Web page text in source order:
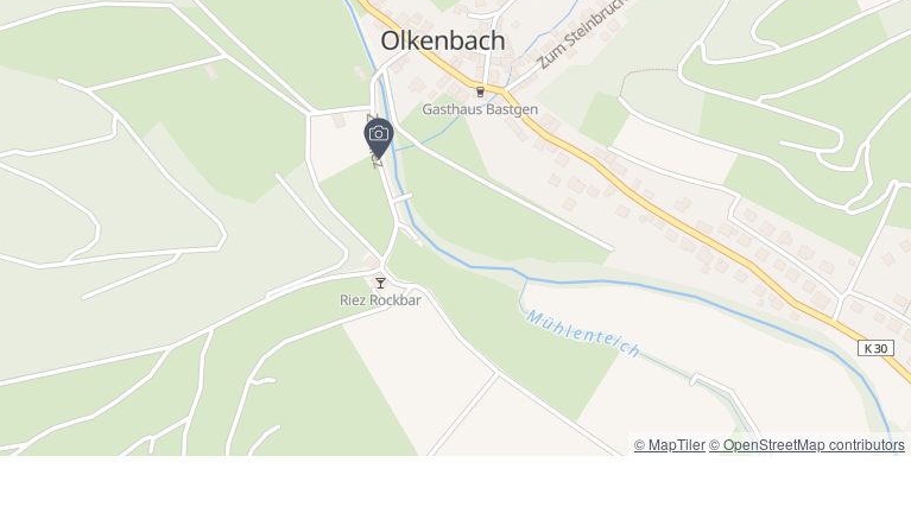
© MapTiler© OpenStreetMap contributors